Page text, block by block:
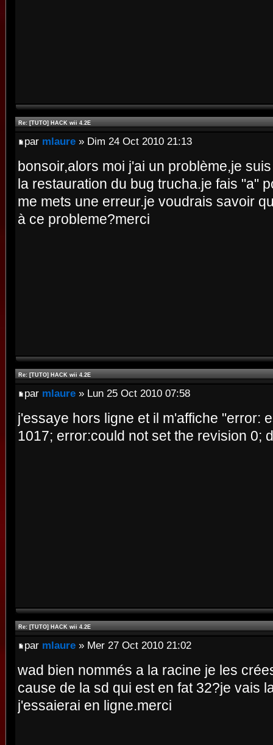
Re: [TUTO] HACK wii 4.2E
par mlaure » Dim 24 Oct 2010 21:13
bonsoir,alors moi j'ai un problème,je
la restauration du bug trucha.je fais "a"
me mets une erreur.je voudrais savoir
à ce probleme?merci
Re: [TUTO] HACK wii 4.2E
par mlaure » Lun 25 Oct 2010 07:58
j'essaye hors ligne et il m'affiche "error:
1017; error:could not set the revision 0;
Re: [TUTO] HACK wii 4.2E
par mlaure » Mer 27 Oct 2010 21:02
wad bien nommés a la racine je les
cause de la sd qui est en fat 32?je vais
j'essaierai en ligne.merci